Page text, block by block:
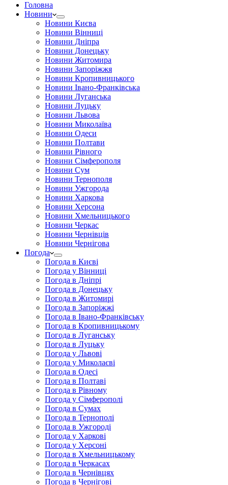
Головна
Новини
Новини Києва
Новини Вінниці
Новини Дніпра
Новини Донецьку
Новини Житомира
Новини Запоріжжя
Новини Кропивницького
Новини Івано-Франківська
Новини Луганська
Новини Луцьку
Новини Львова
Новини Миколаїва
Новини Одеси
Новини Полтави
Новини Рівного
Новини Сімферополя
Новини Сум
Новини Тернополя
Новини Ужгорода
Новини Харкова
Новини Херсона
Новини Хмельницького
Новини Черкас
Новини Чернівців
Новини Чернігова
Погода
Погода в Києві
Погода у Вінниці
Погода в Дніпрі
Погода в Донецьку
Погода в Житомирі
Погода в Запоріжжі
Погода в Івано-Франківську
Погода в Кропивницькому
Погода в Луганську
Погода в Луцьку
Погода у Львові
Погода у Миколаєві
Погода в Одесі
Погода в Полтаві
Погода в Рівному
Погода у Сімферополі
Погода в Сумах
Погода в Тернополі
Погода в Ужгороді
Погода у Харкові
Погода у Херсоні
Погода в Хмельницькому
Погода в Черкасах
Погода в Чернівцях
Погода в Чернігові